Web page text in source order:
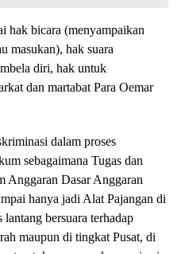
hak bicara (menyampaikan
masukan), hak suara
diri, hak untuk
dan martabat Para Oemar
dalam proses
sebagaimana Tugas dan
Anggaran Dasar Anggaran
hanya jadi Alat Pajangan di
bersuara terhadap
maupun di tingkat Pusat, di